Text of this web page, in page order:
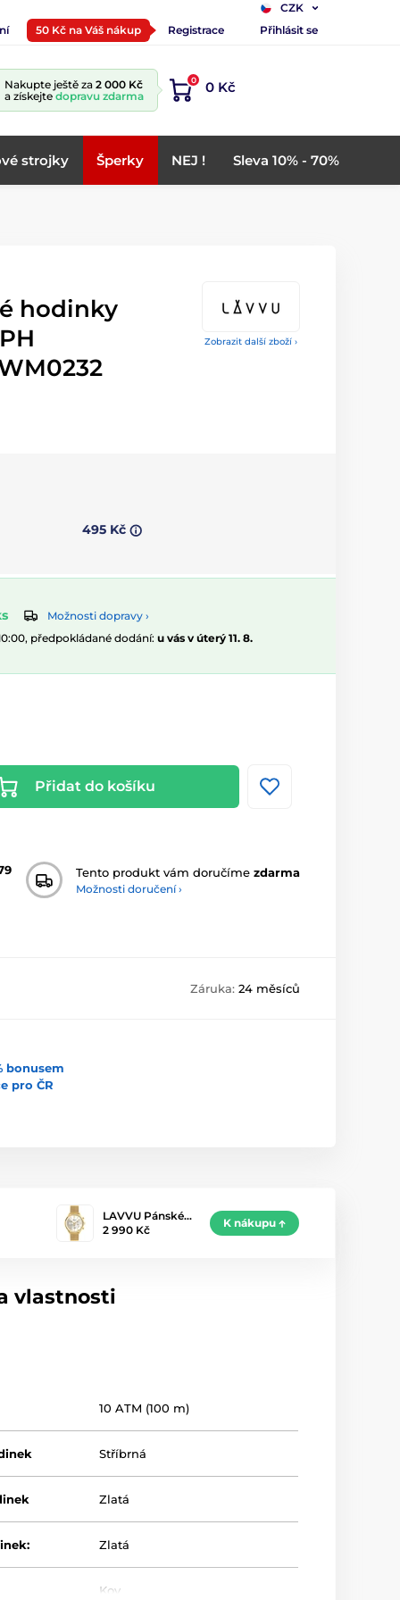
CZK
50 Kč na Váš nákup Registrace Přihlásit se
Nakupte ještě za 2 000 Kč
a získejte dopravu zdarma
0 0 Kč
strojky Šperky NEJ ! Sleva 10% - 70%
Zobrazit další zboží ›
hodinky
495 Kč
Možnosti dopravy ›
předpokládané dodání: u vás v úterý 11. 8.
Přidat do košíku
Tento produkt vám doručíme zdarma
Možnosti doručení ›
Záruka: 24 měsíců
bonusem
pro ČR
LAVVU Pánské…
2 990 Kč
K nákupu
vlastnosti
10 ATM (100 m)
Stříbrná
Zlatá
Zlatá
Kov